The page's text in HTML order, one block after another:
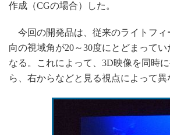
作成（CGの場合）した。
今回の開発品は、従来のライトフィ
向の視域角が20～30度にとどまって
なる。これによって、3D映像を同時
ら、右からなどと見る視点によって